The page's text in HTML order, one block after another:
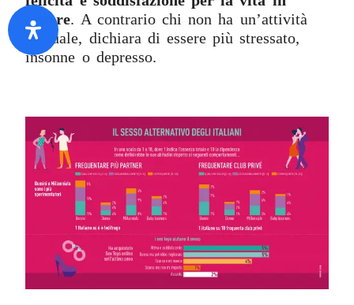
genere. A contrario chi non ha un’attività
sessuale, dichiara di essere più stressato,
insonne o depresso.